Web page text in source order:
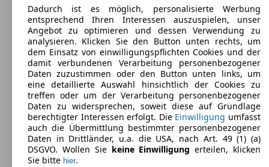
Hyundai Getz Diesel 5-Türer 2003 - 2009)
Maße (L/B/H):
ab 3820 x 1665 x 1495 mm
Leistung:
63 KW (85 PS)
Türen:
5
Sitze:
5
Kofferraum:
254 - 977 Liter
Anhängelast:
Dadurch ist es möglich, personalisierte Werbung
entsprechend Ihren Interessen auszuspielen, unser
Angebot zu optimieren und dessen Verwendung zu
analysieren. Klicken Sie den Button unten rechts, um
dem Einsatz von einwilligungspflichten Cookies und der
damit verbundenen Verarbeitung personenbezogener
Daten zuzustimmen oder den Button unten links, um
eine detaillierte Auswahl hinsichtlich der Cookies zu
treffen oder um der Verarbeitung personenbezogener
Daten zu widersprechen, soweit diese auf Grundlage
berechtigter Interessen erfolgt. Die Einwilligung umfasst
auch die Übermittlung bestimmter personenbezogener
Daten in Drittländer, u.a. die USA, nach Art. 49 (1) (a)
DSGVO. Wollen Sie keine Einwilligung erteilen, klicken
Sie bitte hier.